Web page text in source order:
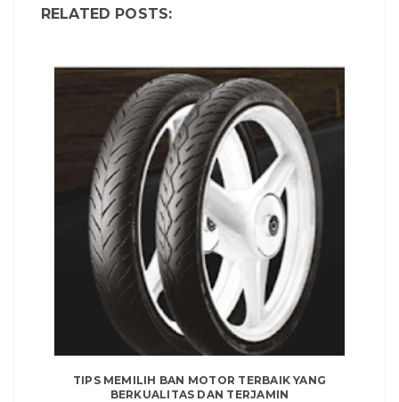
RELATED POSTS:
TIPS MEMILIH BAN MOTOR TERBAIK YANG
BERKUALITAS DAN TERJAMIN